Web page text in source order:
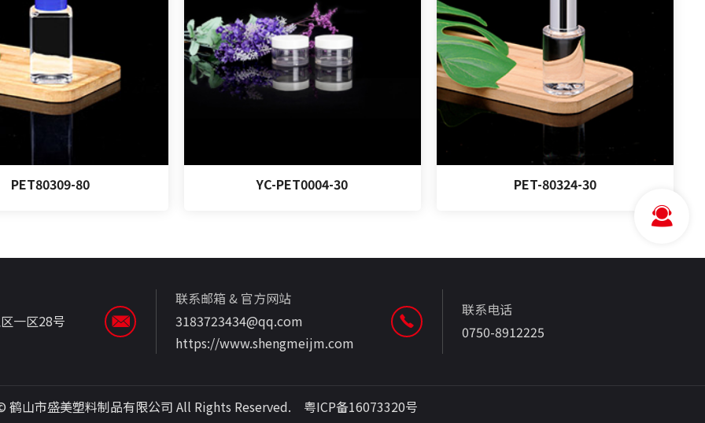
PET80309-80 YC-PET0004-30 PET-80324-30
一区28号
联系邮箱 & 官方网站
3183723434@qq.com
https://www.shengmeijm.com
联系电话
0750-8912225
山市盛美塑料制品有限公司 All Rights Reserved. 粤ICP备16073320号